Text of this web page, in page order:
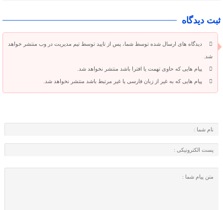
ثبت دیدگاه
دیدگاه های ارسال شده توسط شما، پس از تایید توسط تیم مدیریت در وب منتشر خواهد
شد.
پیام هایی که حاوی تهمت یا افترا باشد منتشر نخواهد شد.
پیام هایی که به غیر از زبان فارسی یا غیر مرتبط باشد منتشر نخواهد شد.